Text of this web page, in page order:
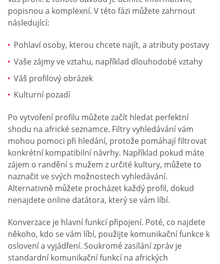
popisnou a komplexní. V této fázi můžete zahrnout
následující:
Pohlaví osoby, kterou chcete najít, a atributy postavy
Vaše zájmy ve vztahu, například dlouhodobé vztahy
Váš profilový obrázek
Kulturní pozadí
Po vytvoření profilu můžete začít hledat perfektní
shodu na africké seznamce. Filtry vyhledávání vám
mohou pomoci při hledání, protože pomáhají filtrovat
konkrétní kompatibilní návrhy. Například pokud máte
zájem o randění s mužem z určité kultury, můžete to
naznačit ve svých možnostech vyhledávání.
Alternativně můžete procházet každý profil, dokud
nenajdete online datátora, který se vám líbí.
Konverzace je hlavní funkcí připojení. Poté, co najdete
někoho, kdo se vám líbí, použijte komunikační funkce k
oslovení a vyjádření. Soukromé zasílání zpráv je
standardní komunikační funkcí na afrických